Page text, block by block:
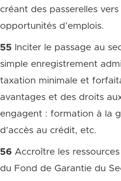
créant des passerelles
opportunités d’emplois.
55 Inciter le passage au
simple enregistrement
taxation minimale et
avantages et des droits
engagent : formation à la
d’accès au crédit, etc.
56 Accroître les
du Fond de Garantie du